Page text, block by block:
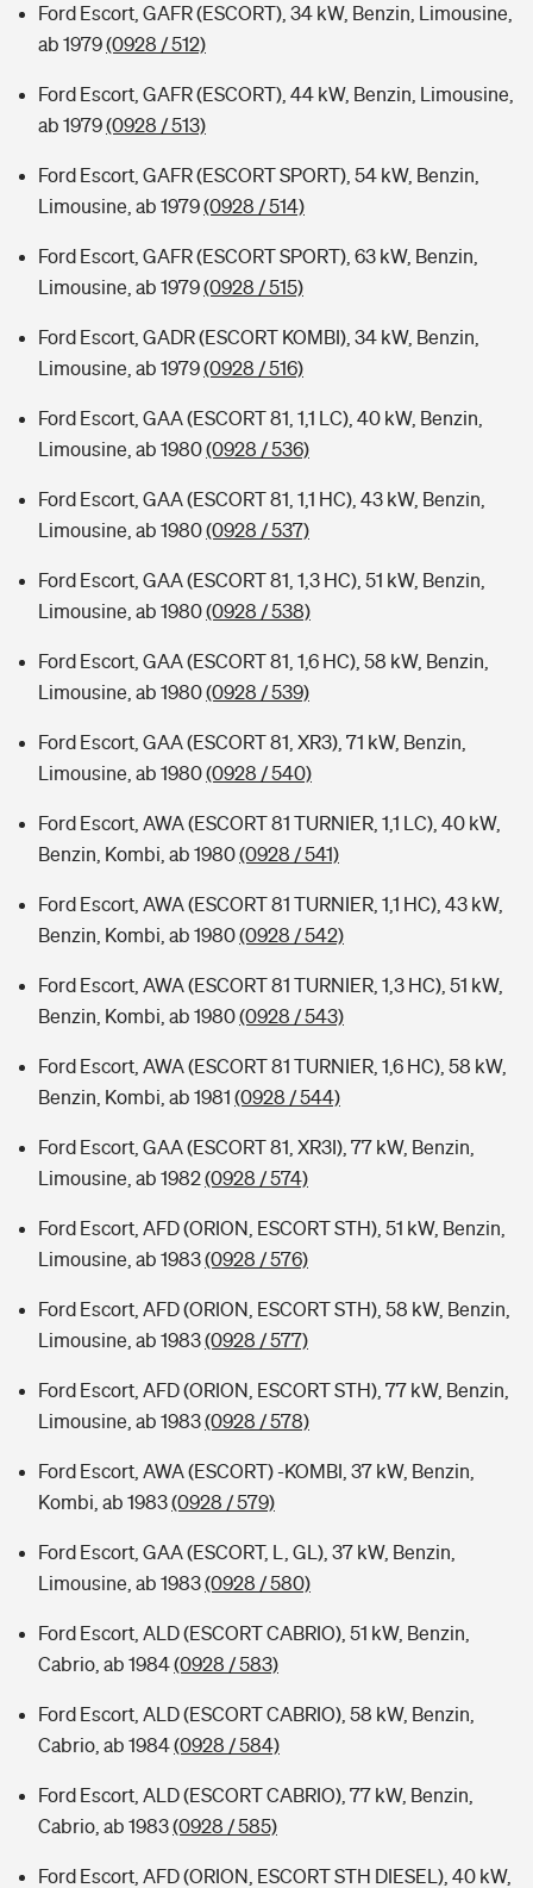
Ford Escort, GAFR (ESCORT), 34 kW, Benzin, Limousine,
ab 1979(0928 / 512)
Ford Escort, GAFR (ESCORT), 44 kW, Benzin, Limousine,
ab 1979(0928 / 513)
Ford Escort, GAFR (ESCORT SPORT), 54 kW, Benzin,
Limousine, ab 1979(0928 / 514)
Ford Escort, GAFR (ESCORT SPORT), 63 kW, Benzin,
Limousine, ab 1979(0928 / 515)
Ford Escort, GADR (ESCORT KOMBI), 34 kW, Benzin,
Limousine, ab 1979(0928 / 516)
Ford Escort, GAA (ESCORT 81, 1,1 LC), 40 kW, Benzin,
Limousine, ab 1980(0928 / 536)
Ford Escort, GAA (ESCORT 81, 1,1 HC), 43 kW, Benzin,
Limousine, ab 1980(0928 / 537)
Ford Escort, GAA (ESCORT 81, 1,3 HC), 51 kW, Benzin,
Limousine, ab 1980(0928 / 538)
Ford Escort, GAA (ESCORT 81, 1,6 HC), 58 kW, Benzin,
Limousine, ab 1980(0928 / 539)
Ford Escort, GAA (ESCORT 81, XR3), 71 kW, Benzin,
Limousine, ab 1980(0928 / 540)
Ford Escort, AWA (ESCORT 81 TURNIER, 1,1 LC), 40 kW,
Benzin, Kombi, ab 1980(0928 / 541)
Ford Escort, AWA (ESCORT 81 TURNIER, 1,1 HC), 43 kW,
Benzin, Kombi, ab 1980(0928 / 542)
Ford Escort, AWA (ESCORT 81 TURNIER, 1,3 HC), 51 kW,
Benzin, Kombi, ab 1980(0928 / 543)
Ford Escort, AWA (ESCORT 81 TURNIER, 1,6 HC), 58 kW,
Benzin, Kombi, ab 1981 (0928 / 544)
Ford Escort, GAA (ESCORT 81, XR3I), 77 kW, Benzin,
Limousine, ab 1982(0928 / 574)
Ford Escort, AFD (ORION, ESCORT STH), 51 kW, Benzin,
Limousine, ab 1983(0928 / 576)
Ford Escort, AFD (ORION, ESCORT STH), 58 kW, Benzin,
Limousine, ab 1983(0928 / 577)
Ford Escort, AFD (ORION, ESCORT STH), 77 kW, Benzin,
Limousine, ab 1983(0928 / 578)
Ford Escort, AWA (ESCORT) -KOMBI, 37 kW, Benzin,
Kombi, ab 1983(0928 / 579)
Ford Escort, GAA (ESCORT, L, GL), 37 kW, Benzin,
Limousine, ab 1983(0928 / 580)
Ford Escort, ALD (ESCORT CABRIO), 51 kW, Benzin,
Cabrio, ab 1984(0928 / 583)
Ford Escort, ALD (ESCORT CABRIO), 58 kW, Benzin,
Cabrio, ab 1984(0928 / 584)
Ford Escort, ALD (ESCORT CABRIO), 77 kW, Benzin,
Cabrio, ab 1983(0928 / 585)
Ford Escort, AFD (ORION, ESCORT STH DIESEL), 40 kW,